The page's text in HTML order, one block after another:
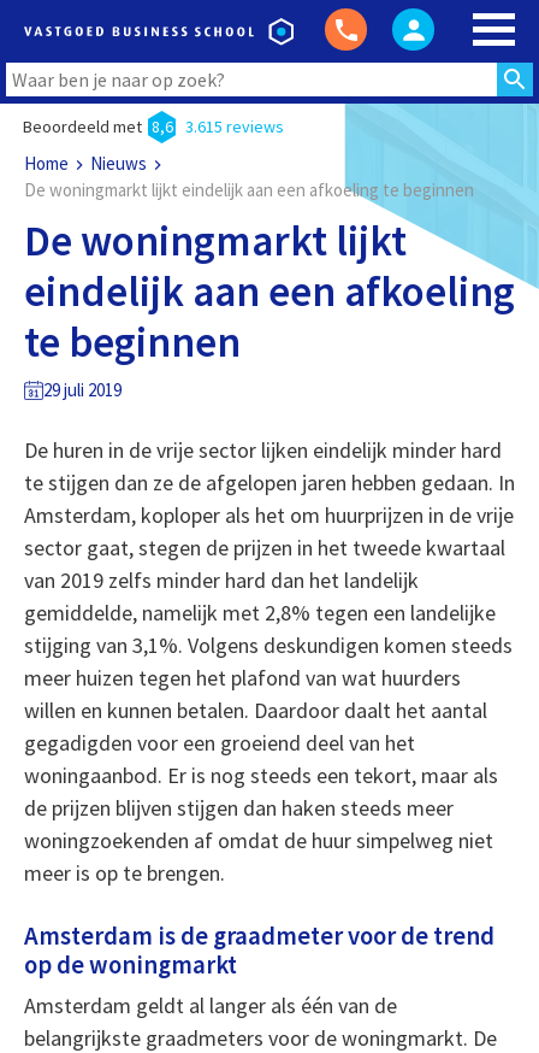
Beoordeeld met 8,6 3.615 reviews
Home
Nieuws
De woningmarkt lijkt eindelijk aan een afkoeling te beginnen
De woningmarkt lijkt
eindelijk aan een afkoeling
te beginnen
29 juli 2019
De huren in de vrije sector lijken eindelijk minder hard
te stijgen dan ze de afgelopen jaren hebben gedaan. In
Amsterdam, koploper als het om huurprijzen in de vrije
sector gaat, stegen de prijzen in het tweede kwartaal
van 2019 zelfs minder hard dan het landelijk
gemiddelde, namelijk met 2,8% tegen een landelijke
stijging van 3,1%. Volgens deskundigen komen steeds
meer huizen tegen het plafond van wat huurders
willen en kunnen betalen. Daardoor daalt het aantal
gegadigden voor een groeiend deel van het
woningaanbod. Er is nog steeds een tekort, maar als
de prijzen blijven stijgen dan haken steeds meer
woningzoekenden af omdat de huur simpelweg niet
meer is op te brengen.
Amsterdam is de graadmeter voor de trend
op de woningmarkt
Amsterdam geldt al langer als één van de
belangrijkste graadmeters voor de woningmarkt. De